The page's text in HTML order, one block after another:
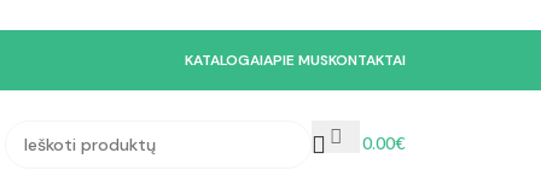
KATALOGAIAPIE MUSKONTAKTAI
0.00€